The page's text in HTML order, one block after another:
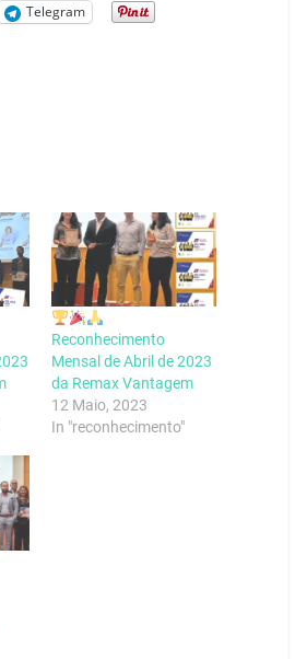
Telegram
Reconhecimento
Mensal de Abril de 2023
da Remax Vantagem
12 Maio, 2023
In "reconhecimento"